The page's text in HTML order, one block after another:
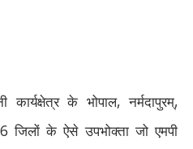
कार्यक्षेत्र के भोपाल,नर्मदापुरम्,
जिलों के ऐसे उपभोक्ता जो एमपी